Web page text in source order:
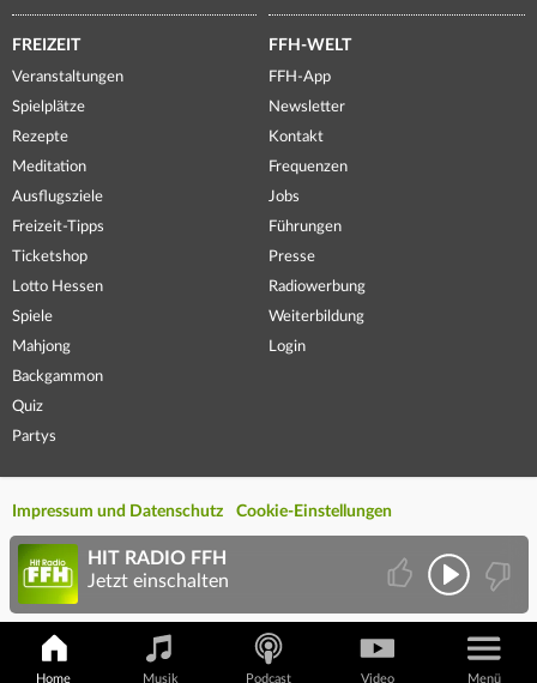
FREIZEIT
Veranstaltungen
Spielplätze
Rezepte
Meditation
Ausflugsziele
Freizeit-Tipps
Ticketshop
Lotto Hessen
Spiele
Mahjong
Backgammon
Quiz
Partys
FFH-WELT
FFH-App
Newsletter
Kontakt
Frequenzen
Jobs
Führungen
Presse
Radiowerbung
Weiterbildung
Login
Impressum und Datenschutz Cookie-Einstellungen
Home Musik Podcast Video Menü
HIT RADIO FFH
Jetzt einschalten